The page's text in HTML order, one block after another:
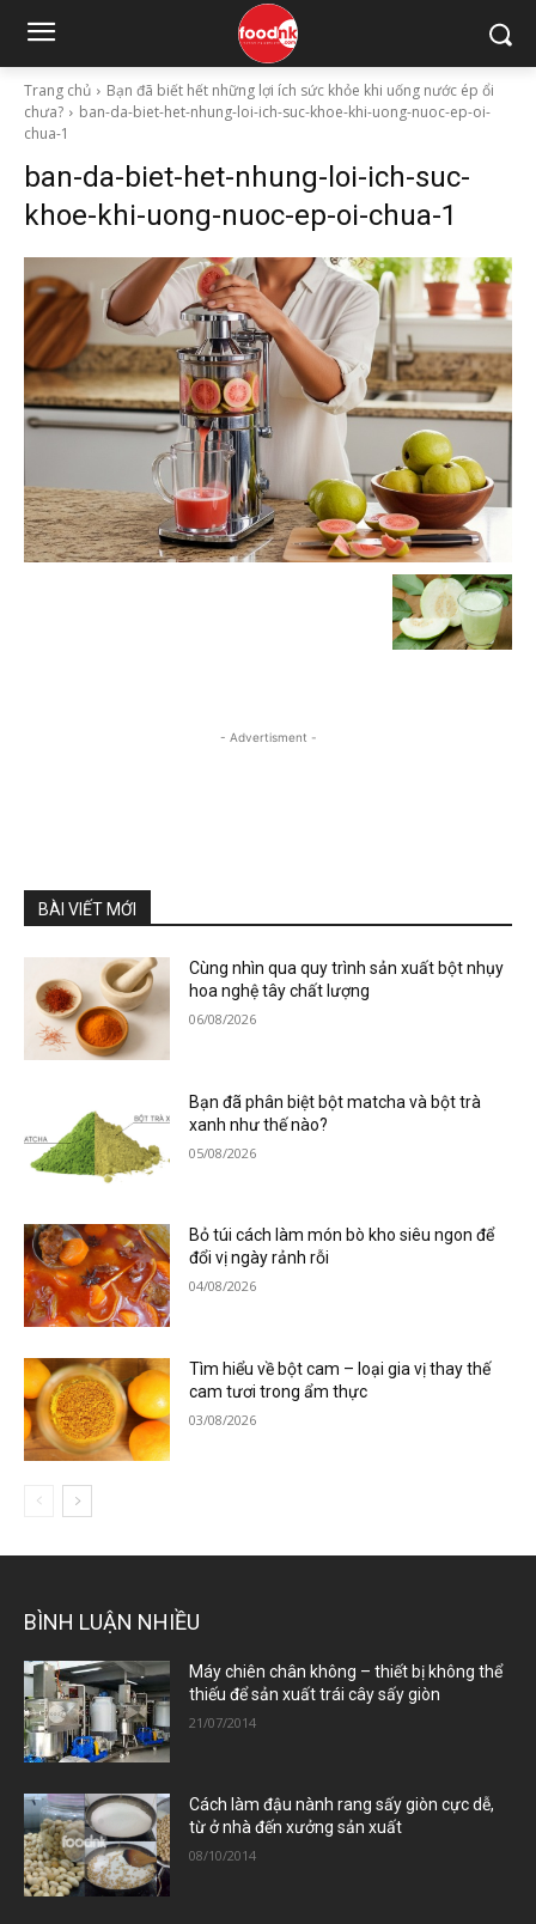
Trang chủ
Bạn đã biết hết những lợi ích sức khỏe khi uống nước ép ổi
chưa?
ban-da-biet-het-nhung-loi-ich-suc-khoe-khi-uong-nuoc-ep-oi-
chua-1
ban-da-biet-het-nhung-loi-ich-suc-
khoe-khi-uong-nuoc-ep-oi-chua-1
- Advertisment -
BÀI VIẾT MỚI
Cùng nhìn qua quy trình sản xuất bột nhụy
hoa nghệ tây chất lượng
06/08/2026
Bạn đã phân biệt bột matcha và bột trà
xanh như thế nào?
05/08/2026
Bỏ túi cách làm món bò kho siêu ngon để
đổi vị ngày rảnh rỗi
04/08/2026
Tìm hiểu về bột cam – loại gia vị thay thế
cam tươi trong ẩm thực
03/08/2026
BÌNH LUẬN NHIỀU
Máy chiên chân không – thiết bị không thể
thiếu để sản xuất trái cây sấy giòn
21/07/2014
Cách làm đậu nành rang sấy giòn cực dễ,
từ ở nhà đến xưởng sản xuất
08/10/2014